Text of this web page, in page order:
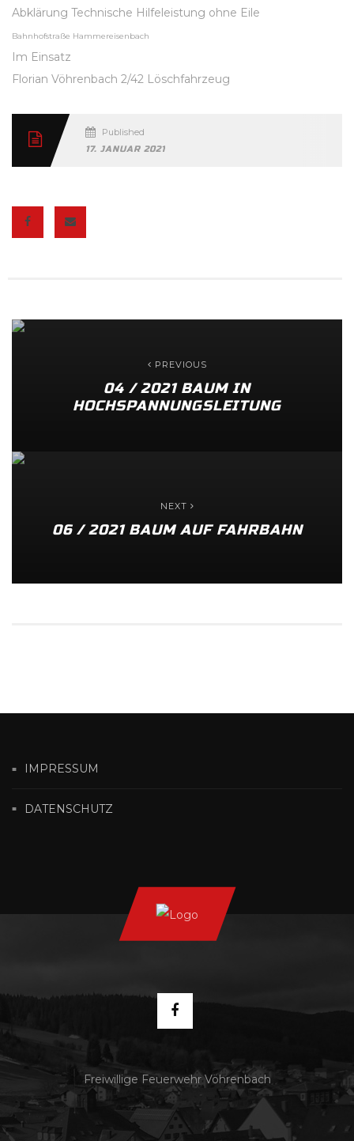
Abklärung Technische Hilfeleistung ohne Eile
Bahnhofstraße Hammereisenbach
Im Einsatz
Florian Vöhrenbach 2/42 Löschfahrzeug
Published
17. JANUAR 2021
PREVIOUS
04 / 2021 BAUM IN
HOCHSPANNUNGSLEITUNG
NEXT
06 / 2021 BAUM AUF FAHRBAHN
IMPRESSUM
DATENSCHUTZ
Freiwillige Feuerwehr Vöhrenbach